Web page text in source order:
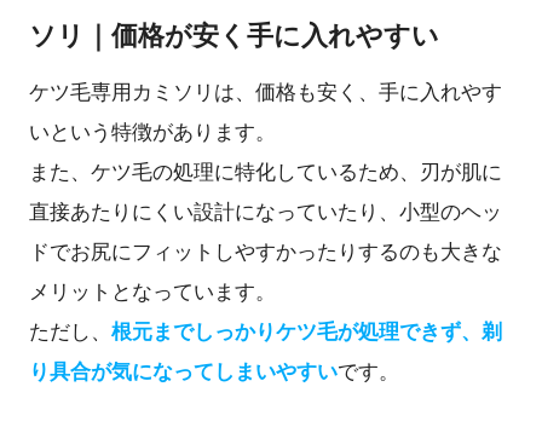
ソリ｜価格が安く手に入れやすい
ケツ毛専用カミソリは、価格も安く、手に入れやす
いという特徴があります。
また、ケツ毛の処理に特化しているため、刃が肌に
直接あたりにくい設計になっていたり、小型のヘッ
ドでお尻にフィットしやすかったりするのも大きな
メリットとなっています。
ただし、 根元までしっかりケツ毛が処理できず、剃
り具合が気になってしまいやすいです。